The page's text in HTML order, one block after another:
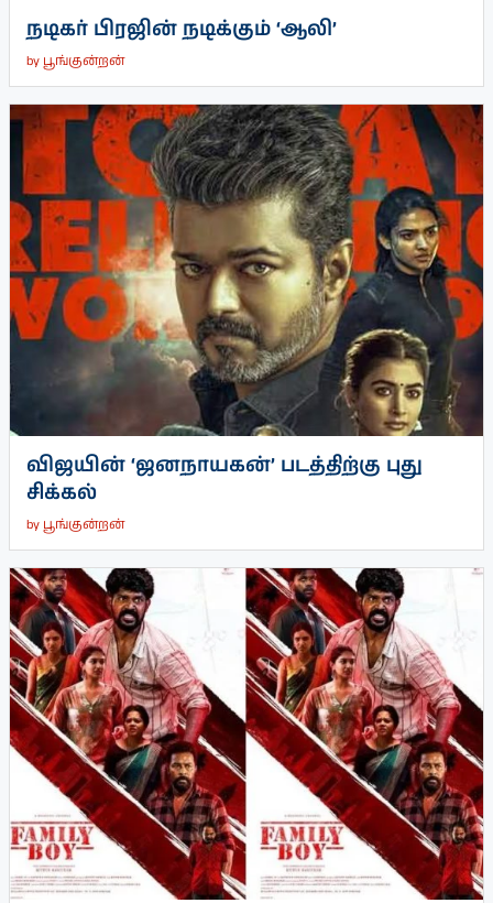
நடிகர் பிரஜின் நடிக்கும் ‘ஆலி’
by பூங்குன்றன்
விஜயின் ‘ஜனநாயகன்’ படத்திற்கு புது
சிக்கல்
by பூங்குன்றன்